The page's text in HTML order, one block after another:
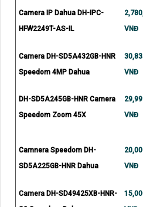
Camera IP Dahua DH-IPC-
HFW2249T-AS-IL
VNĐ
Camera DH-SD5A432GB-HNR
Speedom 4MP Dahua
VNĐ
DH-SD5A245GB-HNR Camera
Speedom Zoom 45X
VNĐ
Camnera Speedom DH-
SD5A225GB-HNR Dahua
VNĐ
Camera DH-SD49425XB-HNR-